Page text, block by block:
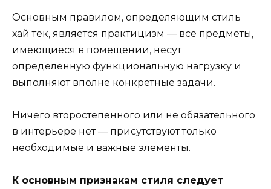
Основным правилом, определяющим стиль
хай тек, является практицизм — все предметы,
имеющиеся в помещении, несут
определенную функциональную нагрузку и
выполняют вполне конкретные задачи.
Ничего второстепенного или не обязательного
в интерьере нет — присутствуют только
необходимые и важные элементы.
К основным признакам стиля следует